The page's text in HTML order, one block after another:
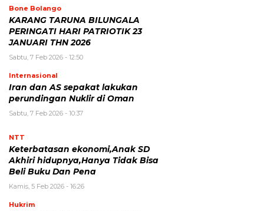
Bone Bolango
KARANG TARUNA BILUNGALA
PERINGATI HARI PATRIOTIK 23
JANUARI THN 2026
Sabtu, 7 Feb 2026 - 12:50
Internasional
Iran dan AS sepakat lakukan
perundingan Nuklir di Oman
Sabtu, 7 Feb 2026 - 10:37
NTT
Keterbatasan ekonomi,Anak SD
Akhiri hidupnya,Hanya Tidak Bisa
Beli Buku Dan Pena
Kamis, 5 Feb 2026 - 16:26
Hukrim